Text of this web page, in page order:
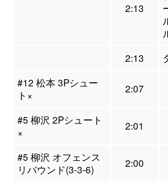
2:13
2:13
#12 松本 3Pシュー
ト×
2:07
#5 柳沢 2Pシュート
×
2:01
#5 柳沢 オフェンス
リバウンド(3-3-6)
2:00